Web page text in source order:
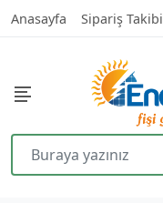
Anasayfa Sipariş Takibi